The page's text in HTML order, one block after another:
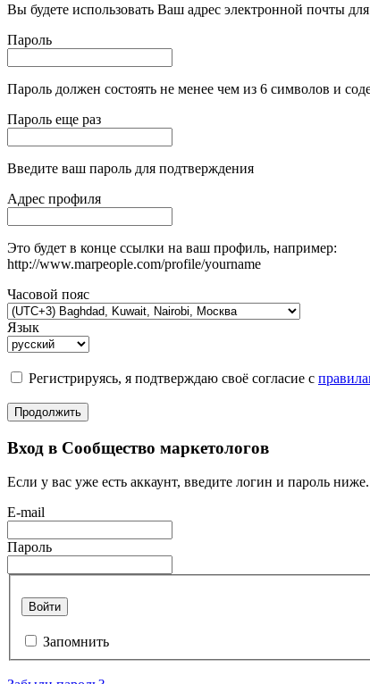
Вы будете использовать Ваш адрес электронной почты для
Пароль
Пароль должен состоять не менее чем из 6 символов и
Пароль еще раз
Введите ваш пароль для подтверждения
Адрес профиля
Это будет в конце ссылки на ваш профиль, например:
http://www.marpeople.com/profile/yourname
Часовой пояс
Язык
Регистрируясь, я подтверждаю своё согласие с
Продолжить
Вход в Сообщество маркетологов
Если у вас уже есть аккаунт, введите логин и пароль
E-mail
Пароль
Войти
Запомнить